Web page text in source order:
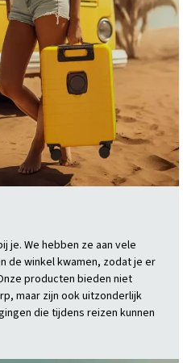
je. We hebben ze aan vele
de winkel kwamen, zodat je er
producten bieden niet
maar zijn ook uitzonderlijk
die tijdens reizen kunnen